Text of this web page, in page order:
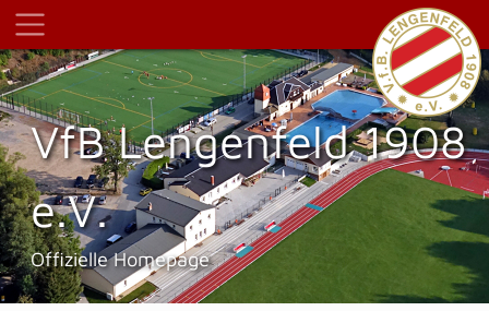
VfB Lengenfeld 1908
e.V.
Offizielle Homepage